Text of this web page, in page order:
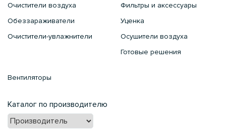
Очистители воздуха
Обеззараживатели
Очистители-увлажнители
Фильтры и аксессуары
Уценка
Осушители воздуха
Готовые решения
Вентиляторы
Каталог по производителю